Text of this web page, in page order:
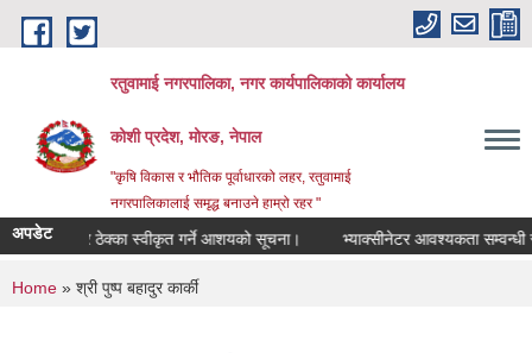
Skip to main content
रतुवामाई नगरपालिका, नगर कार्यपालिकाको कार्यालय
कोशी प्रदेश, मोरङ, नेपाल
"कृषि विकास र भौतिक पूर्वाधारको लहर, रतुवामाई
नगरपालिकालाई समृद्ध बनाउने हाम्रो रहर "
अपडेटबजार ठेक्का स्वीकृत गर्ने आशयको सूचना। भ्याक्सीनेटर आवश्यकता सम्वन्धी
You are here
Home » श्री पुष्प बहादुर कार्की